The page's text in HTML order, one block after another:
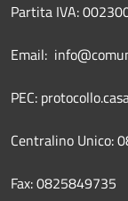
Partita IVA:
Email:
PEC:
Centralino Unico:
Fax: 0825849735